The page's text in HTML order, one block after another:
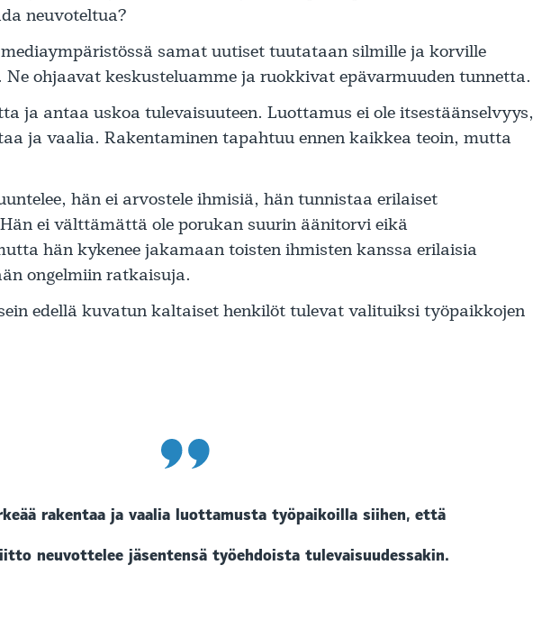
neuvoteltua?
samat uutiset tuutataan silmille ja korville
ohjaavat keskusteluamme ja ruokkivat epävarmuuden tunnetta.
ja antaa uskoa tulevaisuuteen. Luottamus ei ole itsestäänselvyys,
ja vaalia. Rakentaminen tapahtuu ennen kaikkea teoin, mutta
hän ei arvostele ihmisiä, hän tunnistaa erilaiset
ei välttämättä ole porukan suurin äänitorvi eikä
hän kykenee jakamaan toisten ihmisten kanssa erilaisia
ongelmiin ratkaisuja.
edellä kuvatun kaltaiset henkilöt tulevat valituiksi työpaikkojen
rakentaa ja vaalia luottamusta työpaikoilla siihen, että
neuvottelee jäsentensä työehdoista tulevaisuudessakin.